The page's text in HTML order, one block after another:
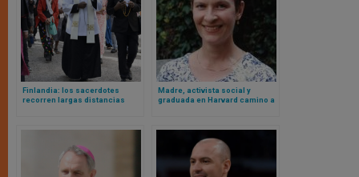
Finlandia: los sacerdotes
recorren largas distancias
Madre, activista social y
graduada en Harvard camino a